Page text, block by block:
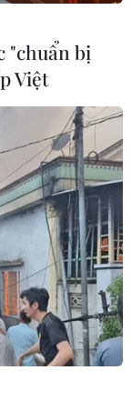
"chuẩn bị
Việt